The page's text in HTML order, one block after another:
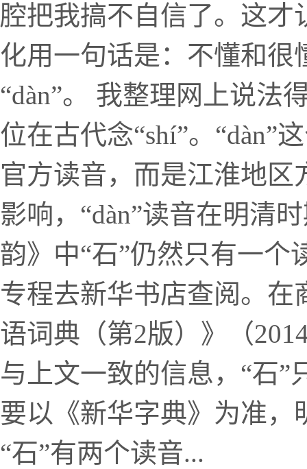
腔把我搞不自信了。这才
化用一句话是：不懂和很
“dàn”。 我整理网上说法
位在古代念“shí”。“dàn”
官方读音，而是江淮地区
影响，“dàn”读音在明清
韵》中“石”仍然只有一个
专程去新华书店查阅。
语词典（第2版）》（
与上文一致的信息，“石”
要以《新华字典》为准
“石”有两个读音...